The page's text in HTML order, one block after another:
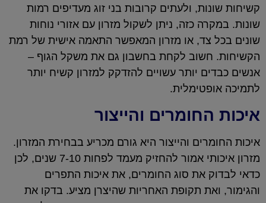
קשיחות שונות, ולעתים קרובות בני זוג מעדיפים רמות
שונות. במקרה כזה, ניתן לשקול מזרון עם אזורי נוחות
שונים בכל צד, או מזרון המאפשר התאמה אישית של רמת
הקשיחות. חשוב לקחת בחשבון גם את משקל הגוף –
אנשים כבדים יותר עשויים להזדקק למזרון קשיח יותר
לתמיכה אופטימלית.
איכות החומרים והייצור
איכות החומרים והייצור היא גורם מכריע בבחירת המזרון.
מזרון איכותי אמור להחזיק מעמד לפחות 7-10 שנים, לכן
כדאי לבדוק את סוג החומרים, את איכות התפרים
והגימור, ואת תקופת האחריות שהיצרן מציע. בדקו את